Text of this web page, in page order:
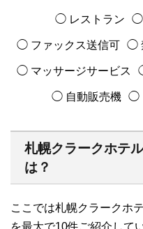
◯ レストラン ◯
◯ ファックス送信可 ◯
◯ マッサージサービス
◯ 自動販売機 ◯
札幌クラークホテ
は？
ここでは札幌クラークホ
を最大で10件ご紹介して